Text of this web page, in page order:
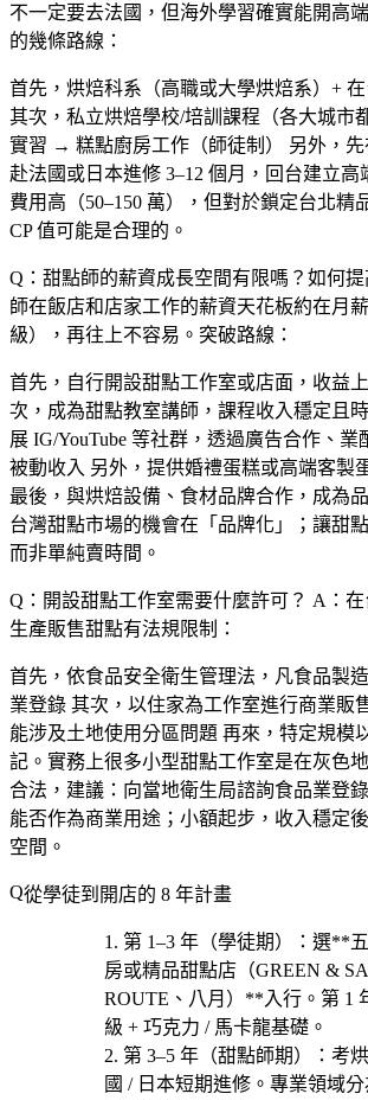
不一定要去法國，但海外學習確實能開高
的幾條路線：
首先，烘焙科系（高職或大學烘焙系）+
其次，私立烘焙學校/培訓課程（各大城市
實習 → 糕點廚房工作（師徒制） 另外，先
赴法國或日本進修 3–12 個月，回台建立高
費用高（50–150 萬），但對於鎖定台北精
CP 值可能是合理的。
Q：甜點師的薪資成長空間有限嗎？如何提
師在飯店和店家工作的薪資天花板約在月
級），再往上不容易。突破路線：
首先，自行開設甜點工作室或店面，收益
次，成為甜點教室講師，課程收入穩定且
展 IG/YouTube 等社群，透過廣告合作、業
被動收入 另外，提供婚禮蛋糕或高端客製
最後，與烘焙設備、食材品牌合作，成為
台灣甜點市場的機會在「品牌化」；讓甜
而非單純賣時間。
Q：開設甜點工作室需要什麼許可？ A：
生產販售甜點有法規限制：
首先，依食品安全衛生管理法，凡食品製
業登錄 其次，以住家為工作室進行商業販
能涉及土地使用分區問題 再來，特定規模
記。實務上很多小型甜點工作室是在灰色
合法，建議：向當地衛生局諮詢食品業登
能否作為商業用途；小額起步，收入穩定
空間。
從學徒到開店的 8 年計畫
第 1–3 年（學徒期）
：選**
房或精品甜點店（GREEN &
ROUTE、八月）**入行。第 1
級 + 巧克力 / 馬卡龍基礎。
第 3–5 年（甜點師期）
：考
國 / 日本短期進修。專業領域分